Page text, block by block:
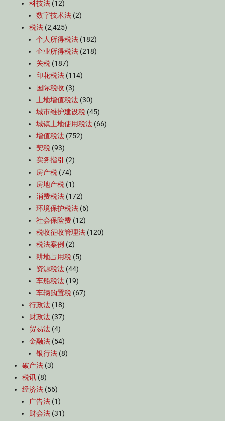
科技法 (12)
数字技术法 (2)
税法 (2,425)
个人所得税法 (182)
企业所得税法 (218)
关税 (187)
印花税法 (114)
国际税收 (3)
土地增值税法 (30)
城市维护建设税 (45)
城镇土地使用税法 (66)
增值税法 (752)
契税 (93)
实务指引
(2)
房产税 (74)
房地产税 (1)
消费税法 (172)
环境保护税法 (6)
社会保险费 (12)
税收征收管理法 (120)
税法案例 (2)
耕地占用税 (5)
资源税法 (44)
车船税法 (19)
车辆购置税 (67)
行政法 (18)
财政法 (37)
贸易法 (4)
金融法 (54)
银行法 (8)
破产法 (3)
税讯 (8)
经济法 (56)
广告法 (1)
财会法 (31)